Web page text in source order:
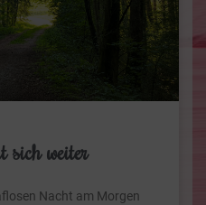
weiter
Nacht am Morgen